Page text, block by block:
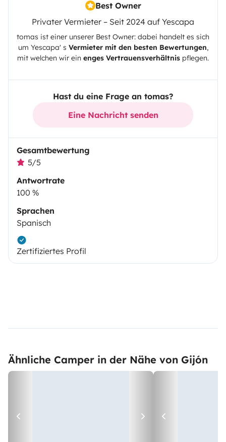
Best Owner
Privater Vermieter – Seit 2024 auf Yescapa
tomas ist einer unserer Best Owner: dabei handelt es sich
um Yescapa' s Vermieter mit den besten Bewertungen,
mit welchen wir ein enges Vertrauensverhältnis pflegen.
Hast du eine Frage an tomas?
Eine Nachricht senden
Gesamtbewertung
5/5
Antwortrate
100 %
Sprachen
Spanisch
Zertifiziertes Profil
Ähnliche Camper in der Nähe von Gijón